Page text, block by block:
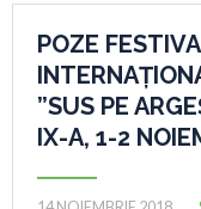
POZE
”SUS PE
IX-A, 1-2